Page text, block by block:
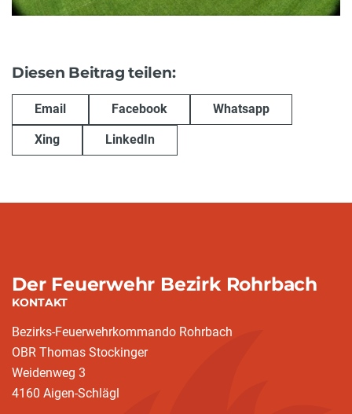
Diesen Beitrag teilen:
Email Facebook Whatsapp
Xing LinkedIn
Der Feuerwehr Bezirk Rohrbach
KONTAKT
Bezirks-Feuerwehrkommando Rohrbach
OBR Thomas Stockinger
Weidenweg 3
4160 Aigen-Schlägl